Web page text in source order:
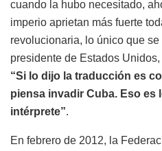
cuando la hubo necesitado,
imperio aprietan más fuerte
revolucionaria, lo único que se
presidente de Estados
“Si lo dijo la traducción es
piensa invadir Cuba. Eso es
intérprete”.
En febrero de 2012, la